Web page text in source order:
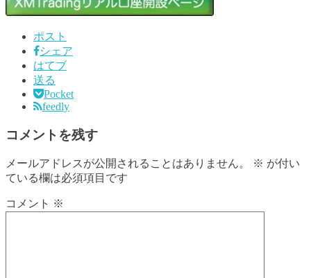
ポスト
シェア
はてブ
送る
Pocket
feedly
コメントを残す
メールアドレスが公開されることはありません。 ※ が付い
ている欄は必須項目です
コメント ※